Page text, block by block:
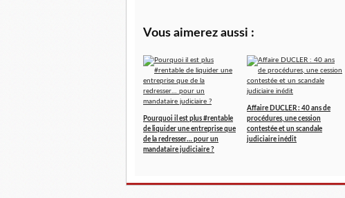
Vous aimerez aussi :
Pourquoi il est plus #rentable
de liquider une entreprise que
de la redresser… pour un
mandataire judiciaire ?
Affaire DUCLER : 40 ans de
procédures, une cession
contestée et un scandale
judiciaire inédit